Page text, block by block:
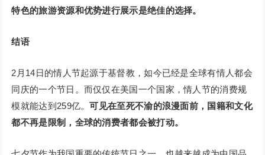
特色的旅游资源和优势进行展示是绝佳的选择。
结语
2月14日的情人节起源于基督教，如今已经是全球有情人都会
同庆的一个节日。而仅仅在美国一个国家，情人节的消费规
模就能达到259亿。可见在至死不渝的浪漫面前，国籍和文化
都不再是限制，全球的消费者都会被打动。